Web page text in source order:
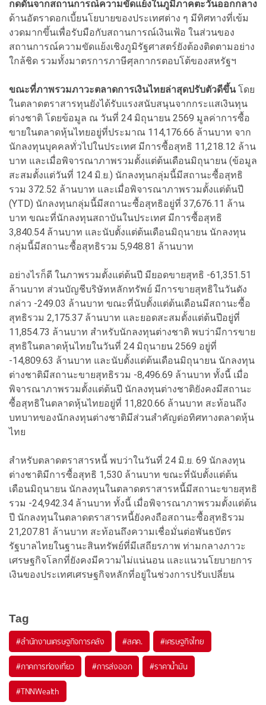
กดดันจากสถานการณ์ความขัดแย้งในภูมิภาคตะวันออกกลาง
ด้านอัตราดอกเบี้ยนโยบายของประเทศต่าง ๆ มีทิศทางที่เข้ม
งวดมากขึ้นเพื่อรับมือกับสถานการณ์เงินเฟ้อ ในส่วนของ
สถานการณ์ความขัดแย้งเชิงภูมิรัฐศาสตร์ยังต้องติดตามอย่าง
ใกล้ชิด รวมทั้งมาตรการภาษีศุลกากรตอบโต้ของสหรัฐฯ
ขณะที่ภาพรวมภาวะตลาดการเงินไทยล่าสุดปรับตัวดีขึ้นโดย
ในตลาดตราสารทุนยังได้รับแรงสนับสนุนจากกระแสเงินทุน
ต่างชาติ โดยข้อมูล ณ วันที่ 24 มิถุนายน 2569 มูลค่าการซื้อ
ขายในตลาดหุ้นไทยอยู่ที่ประมาณ 114,176.66 ล้านบาท จาก
นักลงทุนบุคคลทั่วไปในประเทศ มีการซื้อสุทธิ 11,218.12 ล้าน
บาท และเมื่อพิจารณาภาพรวมตั้งแต่ต้นเดือนมิถุนายน (ข้อมูล
สะสมตั้งแต่วันที่ 124 มิ.ย.) นักลงทุนกลุ่มนี้มีสถานะซื้อสุทธิ
รวม 372.52 ล้านบาท และเมื่อพิจารณาภาพรวมตั้งแต่ต้นปี
(YTD) นักลงทุนกลุ่มนี้มีสถานะซื้อสุทธิอยู่ที่ 37,676.11 ล้าน
บาท ขณะที่นักลงทุนสถาบันในประเทศ มีการซื้อสุทธิ
3,840.54 ล้านบาท และนับตั้งแต่ต้นเดือนมิถุนายน นักลงทุน
กลุ่มนี้มีสถานะซื้อสุทธิรวม 5,948.81 ล้านบาท
อย่างไรก็ดี ในภาพรวมตั้งแต่ต้นปี มียอดขายสุทธิ -61,351.51
ล้านบาท ส่วนบัญชีบริษัทหลักทรัพย์ มีการขายสุทธิในวันดัง
กล่าว -249.03 ล้านบาท ขณะที่นับตั้งแต่ต้นเดือนมีสถานะซื้อ
สุทธิรวม 2,175.37 ล้านบาท และยอดสะสมตั้งแต่ต้นปีอยู่ที่
11,854.73 ล้านบาท สำหรับนักลงทุนต่างชาติ พบว่ามีการขาย
สุทธิในตลาดหุ้นไทยในวันที่ 24 มิถุนายน 2569 อยู่ที่
-14,809.63 ล้านบาท และนับตั้งแต่ต้นเดือนมิถุนายน นักลงทุน
ต่างชาติมีสถานะขายสุทธิรวม -8,496.69 ล้านบาท ทั้งนี้ เมื่อ
พิจารณาภาพรวมตั้งแต่ต้นปี นักลงทุนต่างชาติยังคงมีสถานะ
ซื้อสุทธิในตลาดหุ้นไทยอยู่ที่ 11,820.66 ล้านบาท สะท้อนถึง
บทบาทของนักลงทุนต่างชาติมีส่วนสำคัญต่อทิศทางตลาดหุ้น
ไทย
สำหรับตลาดตราสารหนี้ พบว่าในวันที่ 24 มิ.ย. 69 นักลงทุน
ต่างชาติมีการซื้อสุทธิ 1,530 ล้านบาท ขณะที่นับตั้งแต่ต้น
เดือนมิถุนายน นักลงทุนในตลาดตราสารหนี้มีสถานะขายสุทธิ
รวม -24,942.34 ล้านบาท ทั้งนี้ เมื่อพิจารณาภาพรวมตั้งแต่ต้น
ปี นักลงทุนในตลาดตราสารหนี้ยังคงถือสถานะซื้อสุทธิรวม
21,207.81 ล้านบาท สะท้อนถึงความเชื่อมั่นต่อพันธบัตร
รัฐบาลไทยในฐานะสินทรัพย์ที่มีเสถียรภาพ ท่ามกลางภาวะ
เศรษฐกิจโลกที่ยังคงมีความไม่แน่นอน และแนวนโยบายการ
เงินของประเทศเศรษฐกิจหลักที่อยู่ในช่วงการปรับเปลี่ยน
Tag
#สำนักงานเศรษฐกิจการคลัง #สศค. #เศรษฐกิจไทย
#ภาคการท่องเที่ยว #การส่งออก #ราคาน้ำมัน
#TNNWealth